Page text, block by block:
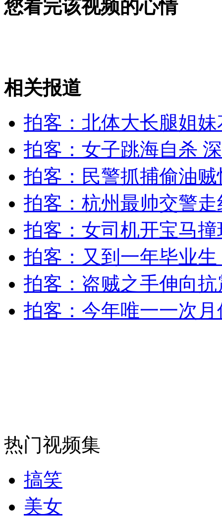
山西运城恶犬咬伤多人 警民合力深夜将其击毙
外交部：有关国家言论片面不公正
安徽一实载49人客车翻车
走！跟着总书记去植树
消防员救轻生者 花炮节热闹非凡 减压"枕头大战"
您看完该视频的心情
相关报道
拍客：北体大长腿姐
拍客：女子跳海自杀
拍客：民警抓捕偷油
拍客：杭州最帅交警
拍客：女司机开宝马
拍客：又到一年毕业
拍客：盗贼之手伸向
拍客：今年唯一一次
热门视频集
搞笑
美女